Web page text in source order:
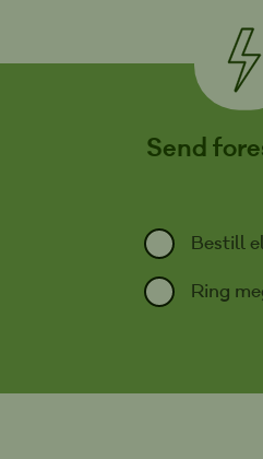
Send
Bestill
Ring